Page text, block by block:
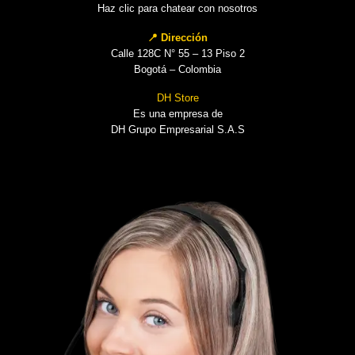
Haz clic para chatear con nosotros
📍 Dirección
Calle 128C N° 55 – 13 Piso 2
Bogotá – Colombia
DH Store
Es una empresa de
DH Grupo Empresarial S.A.S